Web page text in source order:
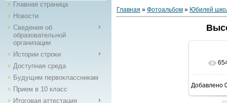
Главная страница
Новости
Сведения об
образовательной
организации
Истории строки
Доступная среда
Будущим первоклассникам
Прием в 10 класс
Итоговая аттестация
Главная » Фотоальбом » Юбилей
В
Добавлено